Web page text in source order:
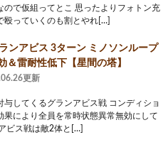
ので仮組ってとこ 思ったよりフォトン充
殴っていくのも割とやれ[…]
ンアビス 3ターン ミノソンループ
＆雷耐性低下【星間の塔】
更新
与してくるグランアビス戦 コンディショ
果により全員を常時状態異常無効にして
ビス戦は敵2体と[…]